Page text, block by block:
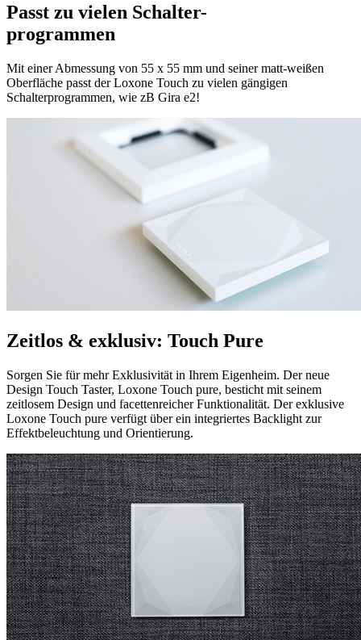
Passt zu vielen Schalter-
programmen
Mit einer Abmessung von 55 x 55 mm und seiner matt-weißen
Oberfläche passt der Loxone Touch zu vielen gängigen
Schalterprogrammen, wie zB Gira e2!
Zeitlos & exklusiv: Touch Pure
Sorgen Sie für mehr Exklusivität in Ihrem Eigenheim. Der neue
Design Touch Taster, Loxone Touch pure, besticht mit seinem
zeitlosem Design und facettenreicher Funktionalität. Der exklusive
Loxone Touch pure verfügt über ein integriertes Backlight zur
Effektbeleuchtung und Orientierung.